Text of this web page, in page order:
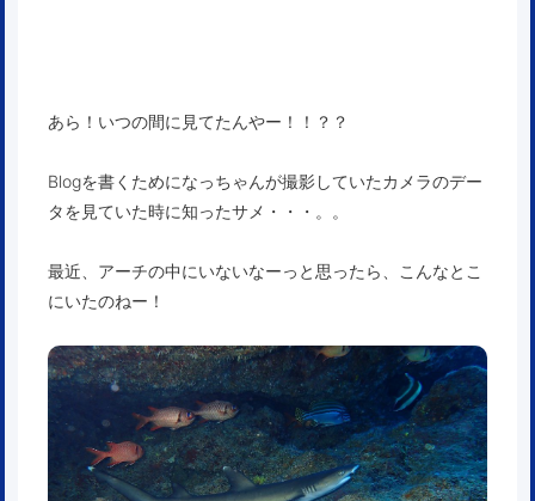
あら！いつの間に見てたんやー！！？？
Blogを書くためになっちゃんが撮影していたカメラのデー
タを見ていた時に知ったサメ・・・。。
最近、アーチの中にいないなーっと思ったら、こんなとこ
にいたのねー！